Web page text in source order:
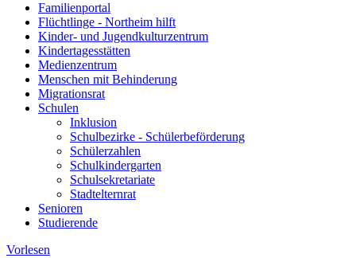
Familienportal
Flüchtlinge - Northeim hilft
Kinder- und Jugendkulturzentrum
Kindertagesstätten
Medienzentrum
Menschen mit Behinderung
Migrationsrat
Schulen
Inklusion
Schulbezirke - Schülerbeförderung
Schülerzahlen
Schulkindergarten
Schulsekretariate
Stadtelternrat
Senioren
Studierende
Vorlesen